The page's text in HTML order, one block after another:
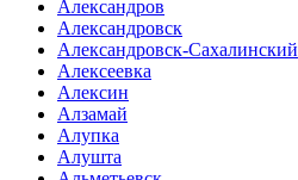
Александров
Александровск
Александровск-Сахалинский
Алексеевка
Алексин
Алзамай
Алупка
Алушта